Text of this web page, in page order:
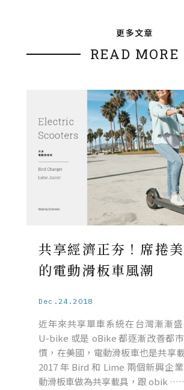
更多文章
READ MORE
共享經濟正夯！席捲
的電動滑板車風潮
Dec.24.2018
近年來共享單車系統在台灣漸漸
U-bike 或是 oBike 都逐漸改善都
慣，在美國，電動滑板車也是共享
2017 年 Bird 和 Lime 兩個新興企
動滑板車做為共享載具，跟 obik